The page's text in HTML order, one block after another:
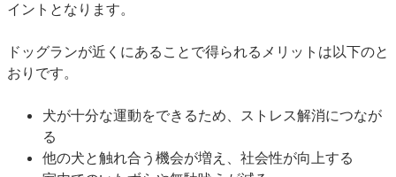
イントとなります。
ドッグランが近くにあることで得られるメリットは以下のと
おりです。
犬が十分な運動をできるため、ストレス解消につなが
る
他の犬と触れ合う機会が増え、社会性が向上する